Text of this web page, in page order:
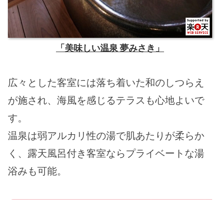
「美味しい温泉 夢みさき」
広々とした客室には落ち着いた和のしつらえ
が施され、海風を感じるテラスも心地よいで
す。
温泉は弱アルカリ性の湯で肌あたりが柔らか
く、露天風呂付き客室ならプライベートな湯
浴みも可能。